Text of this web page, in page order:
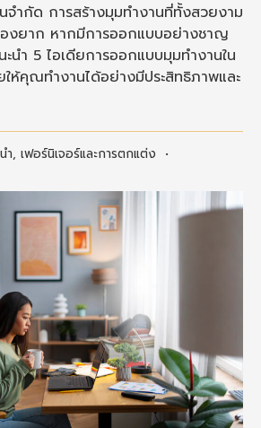
ำกัด การสร้างมุมทำงานที่ทั้งสวยงาม
รื่องยาก หากมีการออกแบบอย่างชาญ
นำ 5 ไอเดียการออกแบบมุมทำงานใน
ห้คุณทำงานได้อย่างมีประสิทธิภาพและ
ำ, เฟอร์นิเจอร์และการตกแต่ง •